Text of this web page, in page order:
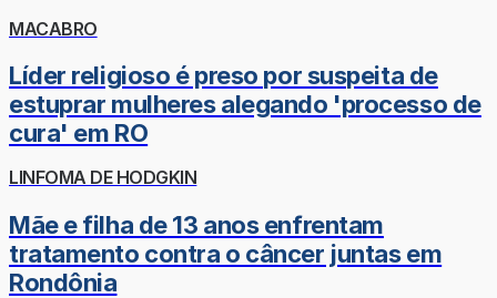
MACABRO
Líder religioso é preso por suspeita de
estuprar mulheres alegando 'processo de
cura' em RO
LINFOMA DE HODGKIN
Mãe e filha de 13 anos enfrentam
tratamento contra o câncer juntas em
Rondônia